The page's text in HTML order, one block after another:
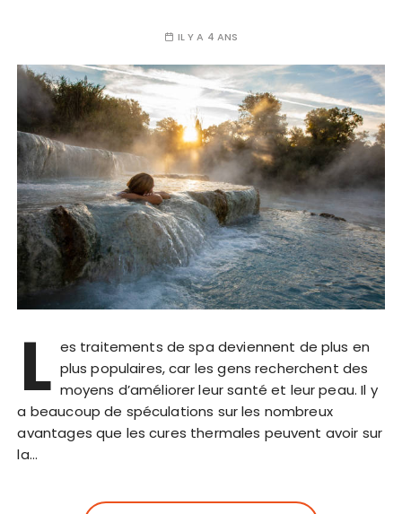
IL Y A 4 ANS
L es traitements de spa deviennent de plus en
plus populaires, car les gens recherchent des
moyens d’améliorer leur santé et leur peau. Il y
a beaucoup de spéculations sur les nombreux
avantages que les cures thermales peuvent avoir sur
la…